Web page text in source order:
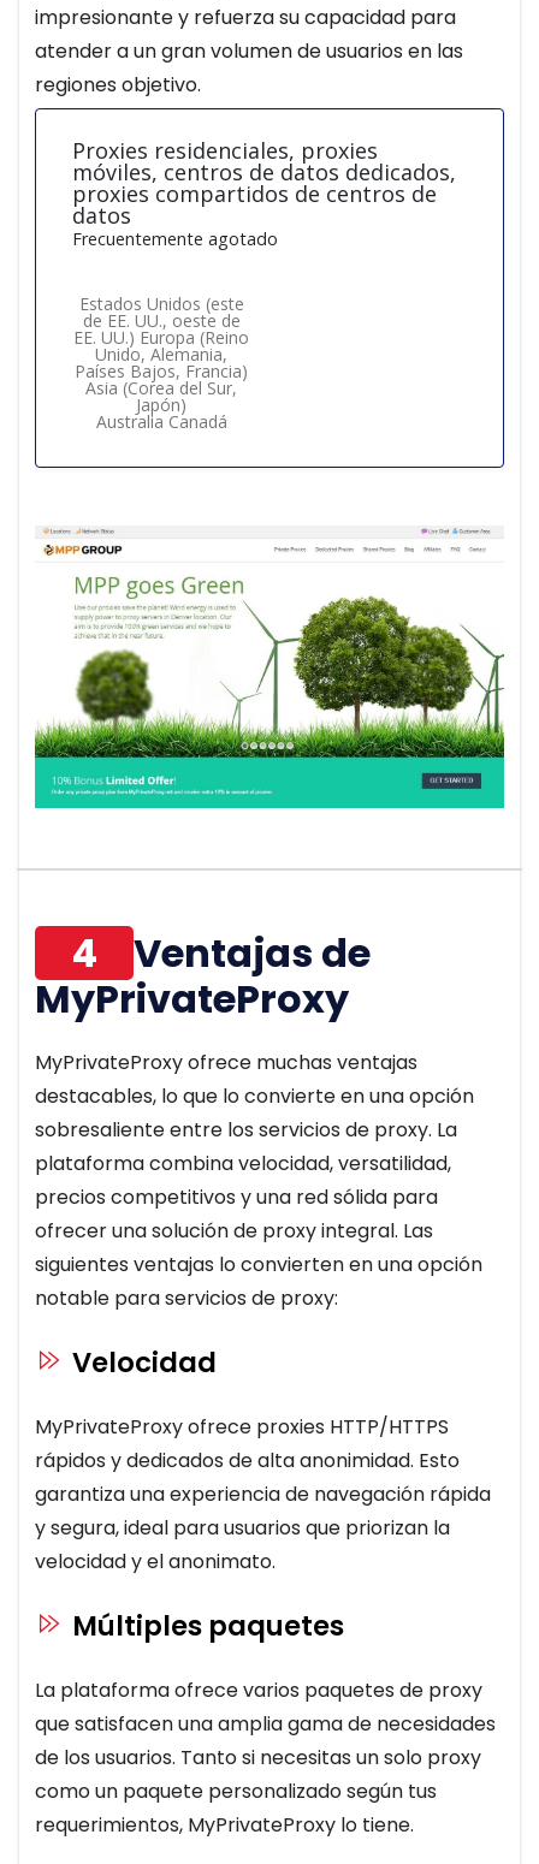
impresionante y refuerza su capacidad para
atender a un gran volumen de usuarios en las
regiones objetivo.
Proxies residenciales, proxies
móviles, centros de datos dedicados,
proxies compartidos de centros de
datos
Frecuentemente agotado
Estados Unidos (este
de EE. UU., oeste de
EE. UU.) Europa (Reino
Unido, Alemania,
Países Bajos, Francia)
Asia (Corea del Sur,
Japón)
Australia Canadá
4
Ventajas de
MyPrivateProxy
MyPrivateProxy ofrece muchas ventajas
destacables, lo que lo convierte en una opción
sobresaliente entre los servicios de proxy. La
plataforma combina velocidad, versatilidad,
precios competitivos y una red sólida para
ofrecer una solución de proxy integral. Las
siguientes ventajas lo convierten en una opción
notable para servicios de proxy:
Velocidad
MyPrivateProxy ofrece proxies HTTP/HTTPS
rápidos y dedicados de alta anonimidad. Esto
garantiza una experiencia de navegación rápida
y segura, ideal para usuarios que priorizan la
velocidad y el anonimato.
Múltiples paquetes
La plataforma ofrece varios paquetes de proxy
que satisfacen una amplia gama de necesidades
de los usuarios. Tanto si necesitas un solo proxy
como un paquete personalizado según tus
requerimientos, MyPrivateProxy lo tiene.